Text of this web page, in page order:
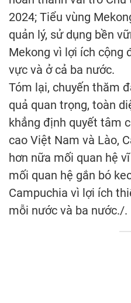
2024; Tiểu vùng
quản lý, sử dụng bền
Mekong vì lợi ích cộng
vực và ở cả ba nước.
Tóm lại, chuyến thăm
quả quan trọng, toàn
khẳng định quyết tâm
cao Việt Nam và Lào,
hơn nữa mối quan hệ
mối quan hệ gắn bó
Campuchia vì lợi ích
mỗi nước và ba nước./.